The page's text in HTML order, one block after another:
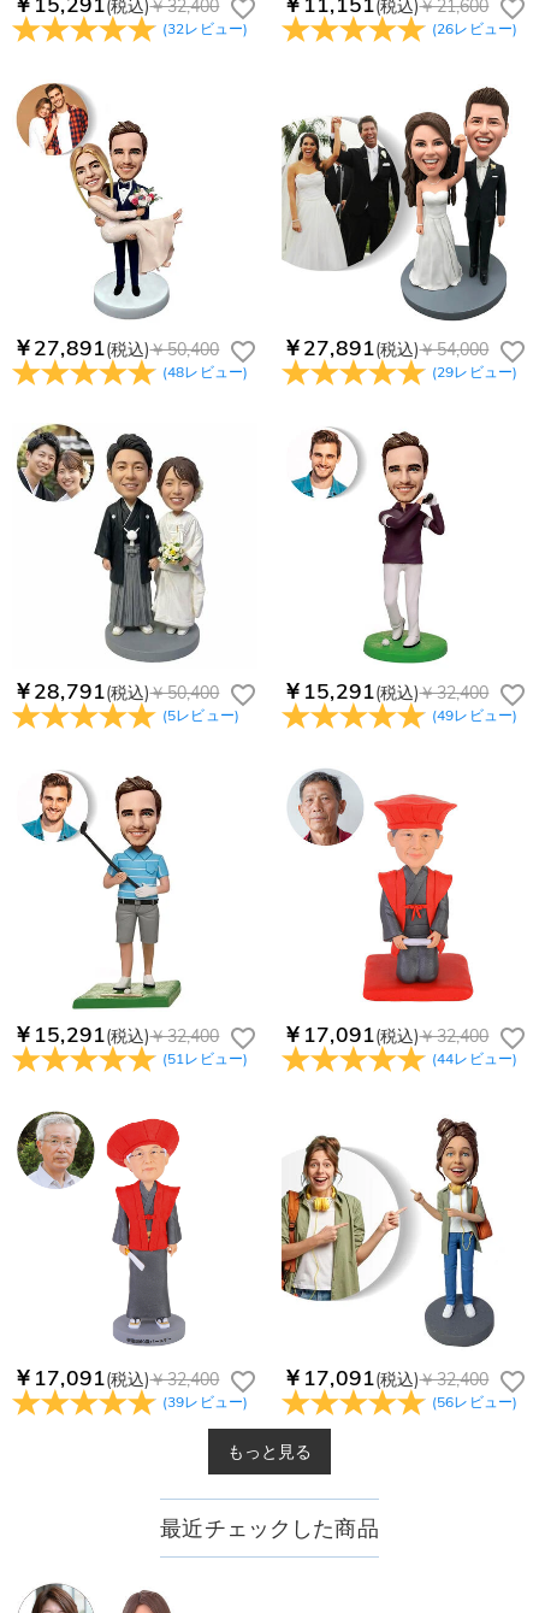
(税込)￥32,400
(32レビュー)
(税込)￥21,600
(26レビュー)
￥27,891(税込)￥50,400
(48レビュー)
￥27,891(税込)￥54,000
(29レビュー)
￥28,791(税込)￥50,400
(5レビュー)
￥15,291(税込)￥32,400
(49レビュー)
￥15,291(税込)￥32,400
(51レビュー)
￥17,091(税込)￥32,400
(44レビュー)
￥17,091(税込)￥32,400
(39レビュー)
￥17,091(税込)￥32,400
(56レビュー)
もっと見る
最近チェックした商品